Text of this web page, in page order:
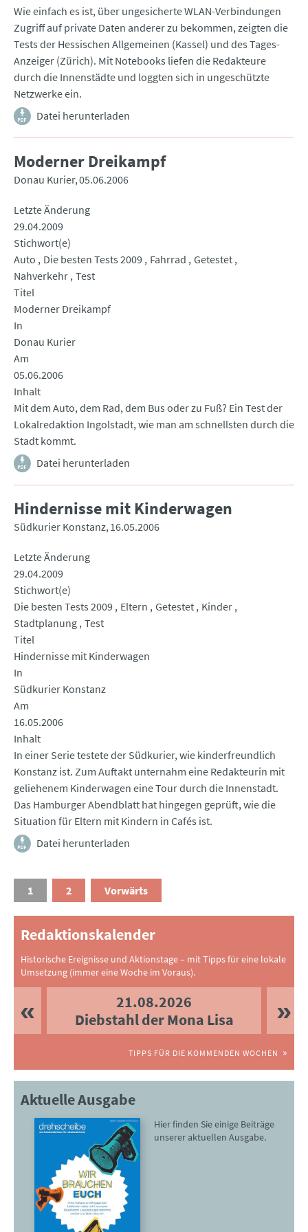
Wie einfach es ist, über ungesicherte WLAN-Verbindungen
Zugriff auf private Daten anderer zu bekommen, zeigten die
Tests der Hessischen Allgemeinen (Kassel) und des Tages-
Anzeiger (Zürich). Mit Notebooks liefen die Redakteure
durch die Innenstädte und loggten sich in ungeschützte
Netzwerke ein.
Datei herunterladen
Moderner Dreikampf
Donau Kurier 05.06.2006
Letzte Änderung
29.04.2009
Stichwort(e)
Auto
Die besten Tests 2009 Fahrrad Getestet
Nahverkehr Test
Titel
Moderner Dreikampf
In
Donau Kurier
Am
05.06.2006
Inhalt
Mit dem Auto, dem Rad, dem Bus oder zu Fuß? Ein Test der
Lokalredaktion Ingolstadt, wie man am schnellsten durch die
Stadt kommt.
Datei herunterladen
Hindernisse mit Kinderwagen
Südkurier Konstanz 16.05.2006
Letzte Änderung
29.04.2009
Stichwort(e)
Die besten Tests 2009 Eltern Getestet Kinder
Stadtplanung Test
Titel
Hindernisse mit Kinderwagen
In
Südkurier Konstanz
Am
16.05.2006
Inhalt
In einer Serie testete der Südkurier, wie kinderfreundlich
Konstanz ist. Zum Auftakt unternahm eine Redakteurin mit
geliehenem Kinderwagen eine Tour durch die Innenstadt.
Das Hamburger Abendblatt hat hingegen geprüft, wie die
Situation für Eltern mit Kindern in Cafés ist.
Datei herunterladen
1 2 Vorwärts
Redaktionskalender
Historische Ereignisse und Aktionstage – mit Tipps für eine lokale
Umsetzung (immer eine Woche im Voraus).
21.08.2026
Diebstahl der Mona Lisa
TIPPS FÜR DIE KOMMENDEN WOCHEN
Aktuelle Ausgabe
Hier finden Sie einige Beiträge
unserer aktuellen Ausgabe.